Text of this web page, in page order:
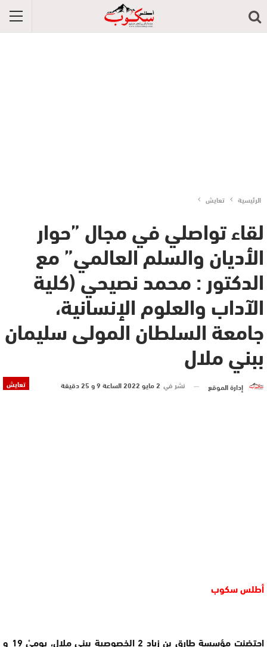
الرئيسية تعايش
لقاء تواصلي في مجال ”حوار
الأديان والسلم العالمي” مع
الدكتور : محمد نصيحي (كلية
الآداب والعلوم الإنسانية،
جامعة السلطان المولى سليمان
ببني ملال
تعايش إدارة الموقع نشر في 2 مايو 2022 الساعة 9 و 25 دقيقة
أطلس سكوب
احتضنت مؤسسة طارق بن زياد 2 الخصوصية ببني ملال، يوميْ 19 و